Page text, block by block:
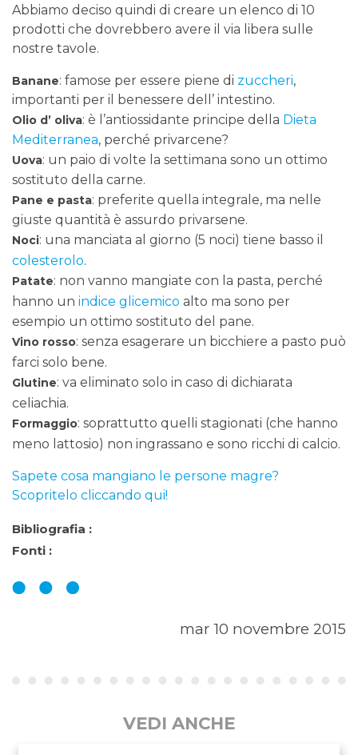
Abbiamo deciso quindi di creare un elenco di 10
prodotti che dovrebbero avere il via libera sulle
nostre tavole.
Banane: famose per essere piene di zuccheri,
importanti per il benessere dell’ intestino.
Olio d’ oliva: è l’antiossidante principe della Dieta
Mediterranea, perché privarcene?
Uova: un paio di volte la settimana sono un ottimo
sostituto della carne.
Pane e pasta: preferite quella integrale, ma nelle
giuste quantità è assurdo privarsene.
Noci: una manciata al giorno (5 noci) tiene basso il
colesterolo.
Patate: non vanno mangiate con la pasta, perché
hanno un indice glicemico alto ma sono per
esempio un ottimo sostituto del pane.
Vino rosso: senza esagerare un bicchiere a pasto può
farci solo bene.
Glutine: va eliminato solo in caso di dichiarata
celiachia.
Formaggio: soprattutto quelli stagionati (che hanno
meno lattosio) non ingrassano e sono ricchi di calcio.
Sapete cosa mangiano le persone magre?
Scopritelo cliccando qui!
Bibliografia :
Fonti :
mar 10 novembre 2015
VEDI ANCHE